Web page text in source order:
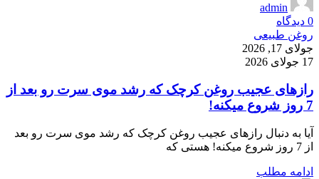
admin
0 دیدگاه
روغن طبیعی
جولای 17, 2026
17 جولای 2026
رازهای عجیب روغن کرچک که رشد موی سرت رو بعد از
7 روز شروع میکنه!
آیا به دنبال رازهای عجیب روغن کرچک که رشد موی سرت رو بعد
از 7 روز شروع میکنه! هستی که
ادامه مطلب